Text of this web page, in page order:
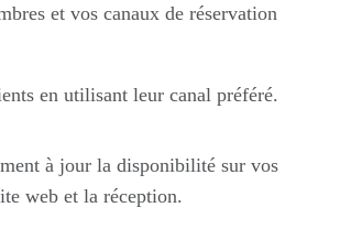
et vos canaux de réservation
en utilisant leur canal préféré.
à jour la disponibilité sur vos
web et la réception.